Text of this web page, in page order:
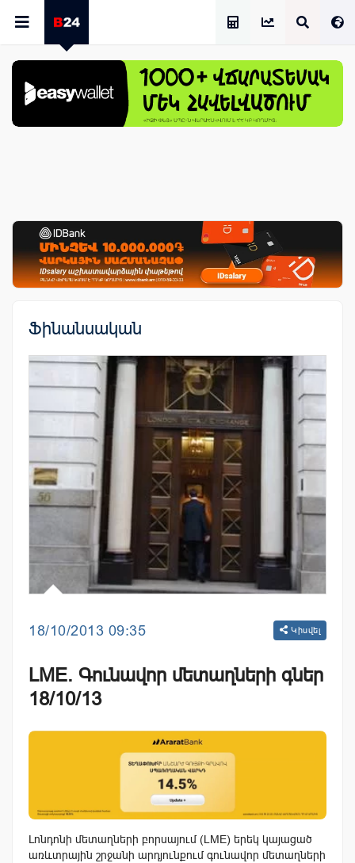
Ֆինանսական
18/10/2013 09:35 Կիսվել
LME. Գունավոր մետաղների գներ
18/10/13
Լոնդոնի մետաղների բորսայում (LME) երեկ կայացած
առևտրային շրջանի արդյունքում գունավոր մետաղների